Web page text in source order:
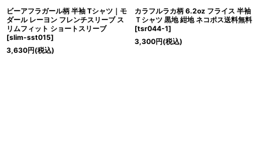
ビーアフラガール柄 半袖 Tシャツ｜モ
ダール レーヨン フレンチスリーブ ス
リムフィット ショートスリーブ
[slim-sst015]
3,630円(税込)
カラフルラカ柄 6.2oz フライス 半袖
Ｔシャツ 黒地 紺地 ネコポス送料無料
[tsr044-1]
3,300円(税込)